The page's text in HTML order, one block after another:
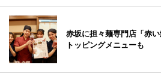
赤坂に担々麺専門店「赤
トッピングメニューも